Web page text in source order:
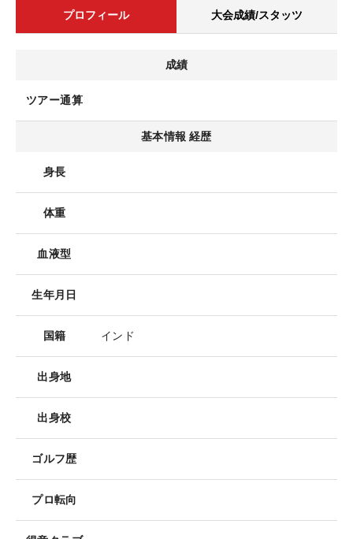
プロフィール 大会成績/スタッツ
成績
ツアー通算
基本情報 経歴
身長
体重
血液型
生年月日
国籍 インド
出身地
出身校
ゴルフ歴
プロ転向